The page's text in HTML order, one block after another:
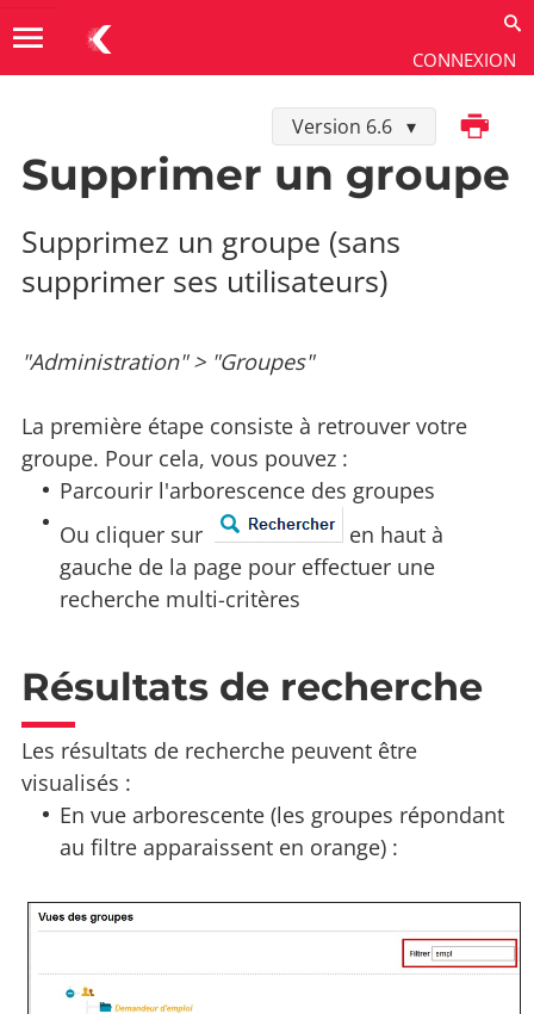
CONNEXION
menu
Version 6.6Imprimer
Groupes
Supprimer un groupe
Supprimez un groupe (sans
supprimer ses utilisateurs)
"Administration" > "Groupes"
La première étape consiste à retrouver votre
groupe. Pour cela, vous pouvez :
Parcourir l'arborescence des groupes
Ou cliquer sur
en haut à
gauche de la page pour effectuer une
recherche multi-critères
Résultats de recherche
Les résultats de recherche peuvent être
visualisés :
En vue arborescente (les groupes répondant
au filtre apparaissent en orange) :